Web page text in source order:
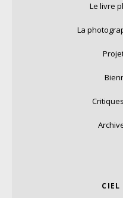
Le livre
La
CIEL